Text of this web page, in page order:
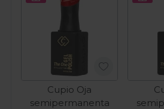
Cupio Oja
semipermanenta